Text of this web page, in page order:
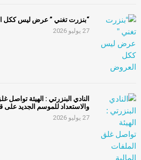
“بنزرت تغني ” عرض ليس ككل
27 يوليو 2026
النادي البنزرتي : الهيئة تواصل
والاستعداد للموسم الجديد
27 يوليو 2026